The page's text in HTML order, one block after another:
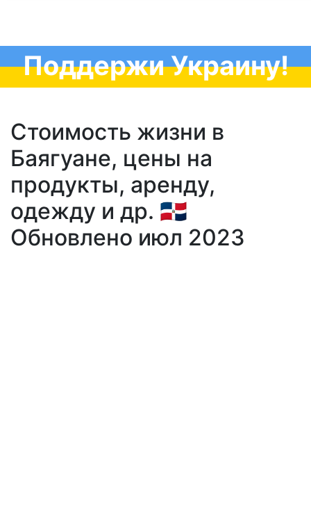
Поддержи Украину!
Стоимость жизни в
Баягуане, цены на
продукты, аренду,
одежду и др. 🇩🇴
Обновлено июл 2023